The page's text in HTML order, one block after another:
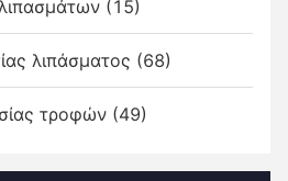
(15)
λιπάσματος (68)
τροφών (49)